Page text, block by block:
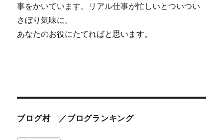
事をかいています。リアル仕事が忙しいとついつい
さぼり気味に。
あなたのお役にたてればと思います。
ブログ村 ／ブログランキング